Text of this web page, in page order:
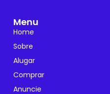
Menu
Home
Sobre
Alugar
Comprar
Anuncie